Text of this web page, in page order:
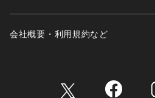
会社概要・利用規約など